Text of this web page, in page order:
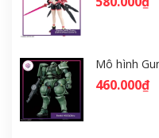
460.000₫